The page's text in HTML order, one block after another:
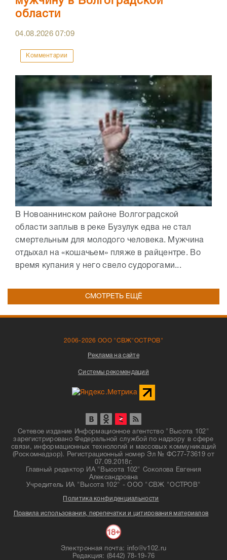
области
04.08.202607:09
Комментарии
В Новоаннинском районе Волгоградской
области заплыв в реке Бузулук едва не стал
смертельным для молодого человека. Мужчина
отдыхал на «кошачьем» пляже в райцентре. Во
время купания у него свело судорогами...
СМОТРЕТЬ ЕЩЁ
2006-2026 ООО "СВЖ"ОСТРОВ"
Реклама на сайте
Системы рекомендаций
Сетевое издание Информационное агентство "Высота 102"
зарегистрировано Федеральной службой по надзору в сфере
связи, информационных технологий и массовых коммуникаций
(Роскомнадзор). Регистрационный номер Эл № ФС77-73619 от
07.09.2018г.
Главный редактор ИА "Высота 102" Соколова Евгения
Александровна
Учредитель ИА "Высота 102" - ООО "СВЖ "ОСТРОВ"
Политика конфиденциальности
Правила использования, перепечатки и цитирования материалов
Электронная почта: info@v102.ru
Редакция: (8442) 78-19-76